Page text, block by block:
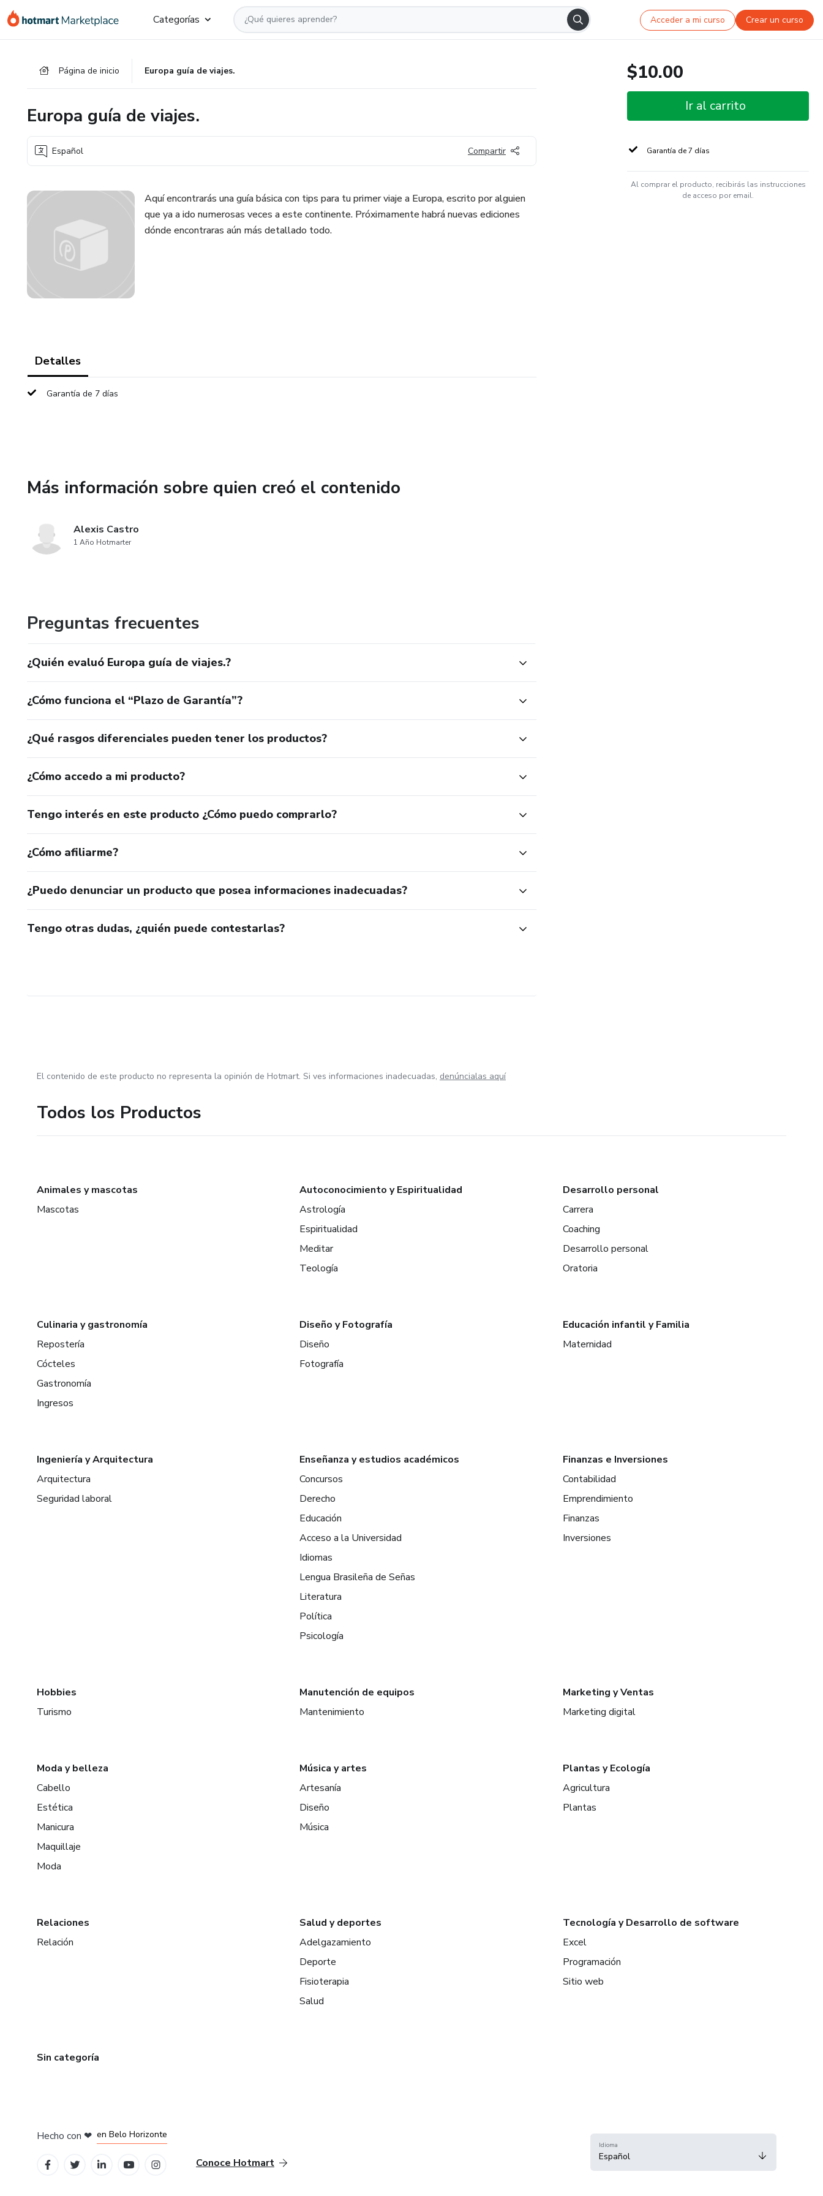
Categorías Acceder a mi curso Crear un curso
Página de inicio Europa guía de viajes.
Europa guía de viajes.
Español Compartir
Aquí encontrarás una guía básica con tips para tu primer viaje a Europa, escrito por alguien
que ya a ido numerosas veces a este continente. Próximamente habrá nuevas ediciones
dónde encontraras aún más detallado todo.
Detalles
Garantía de 7 días
Más información sobre quien creó el contenido
Alexis Castro
1 Año Hotmarter
Preguntas frecuentes
¿Quién evaluó Europa guía de viajes.?
¿Cómo funciona el “Plazo de Garantía”?
¿Qué rasgos diferenciales pueden tener los productos?
¿Cómo accedo a mi producto?
Tengo interés en este producto ¿Cómo puedo comprarlo?
¿Cómo afiliarme?
¿Puedo denunciar un producto que posea informaciones inadecuadas?
Tengo otras dudas, ¿quién puede contestarlas?
$10.00
Ir al carrito
Garantía de 7 días
Al comprar el producto, recibirás las instrucciones
de acceso por email.
El contenido de este producto no representa la opinión de Hotmart. Si ves informaciones inadecuadas, denúncialas aquí
Todos los Productos
Animales y mascotas
Mascotas
Autoconocimiento y Espiritualidad
Astrología
Espiritualidad
Meditar
Teología
Desarrollo personal
Carrera
Coaching
Desarrollo personal
Oratoria
Culinaria y gastronomía
Repostería
Cócteles
Gastronomía
Ingresos
Diseño y Fotografía
Diseño
Fotografía
Educación infantil y Familia
Maternidad
Ingeniería y Arquitectura
Arquitectura
Seguridad laboral
Enseñanza y estudios académicos
Concursos
Derecho
Educación
Acceso a la Universidad
Idiomas
Lengua Brasileña de Señas
Literatura
Política
Psicología
Finanzas e Inversiones
Contabilidad
Emprendimiento
Finanzas
Inversiones
Hobbies
Turismo
Manutención de equipos
Mantenimiento
Marketing y Ventas
Marketing digital
Moda y belleza
Cabello
Estética
Manicura
Maquillaje
Moda
Música y artes
Artesanía
Diseño
Música
Plantas y Ecología
Agricultura
Plantas
Relaciones
Relación
Salud y deportes
Adelgazamiento
Deporte
Fisioterapia
Salud
Tecnología y Desarrollo de software
Excel
Programación
Sitio web
Sin categoría
Hecho con ❤ en Belo Horizonte
Conoce Hotmart
Idioma
Español